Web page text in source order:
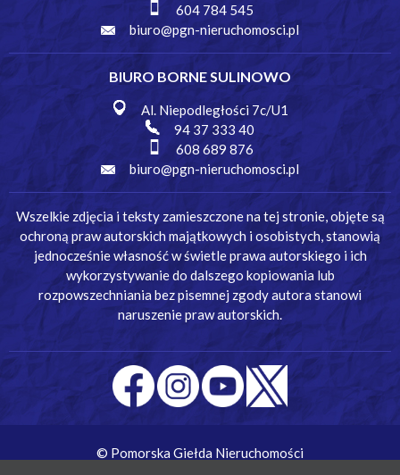
604 784 545
biuro@pgn-nieruchomosci.pl
BIURO BORNE SULINOWO
Al. Niepodległości 7c/U1
94 37 333 40
608 689 876
biuro@pgn-nieruchomosci.pl
Wszelkie zdjęcia i teksty zamieszczone na tej stronie, objęte są
ochroną praw autorskich majątkowych i osobistych, stanowią
jednocześnie własność w świetle prawa autorskiego i ich
wykorzystywanie do dalszego kopiowania lub
rozpowszechniania bez pisemnej zgody autora stanowi
naruszenie praw autorskich.
© Pomorska Giełda Nieruchomości